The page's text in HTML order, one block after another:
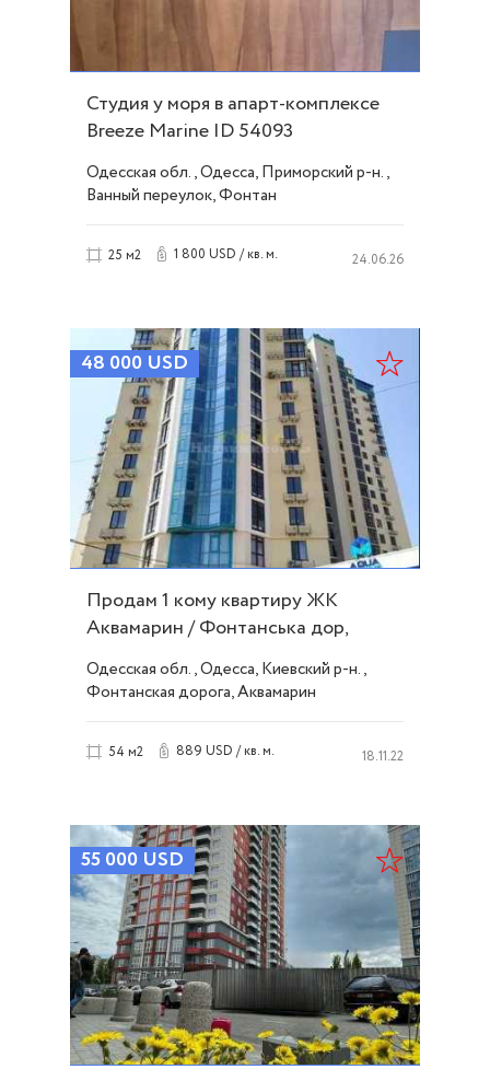
Студия у моря в апарт-комплексе
Breeze Marine ID 54093
Одесская обл., Одесса, Приморский р-н.,
Ванный переулок, Фонтан
25 м2 1 800 USD / кв. м. 24.06.26
48 000 USD
Продам 1 кому квартиру ЖК
Аквамарин / Фонтанська дор,
будинок зданий. ID 51829
Одесская обл., Одесса, Киевский р-н.,
Фонтанская дорога, Аквамарин
54 м2 889 USD / кв. м. 18.11.22
55 000 USD